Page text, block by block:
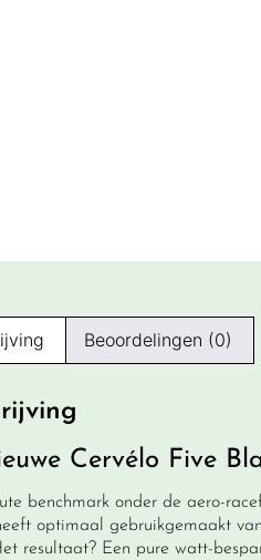
Beoordelingen (0)
Cervélo Five
benchmark onder de aero-
optimaal gebruikgemaakt
resultaat? Een pure watt-